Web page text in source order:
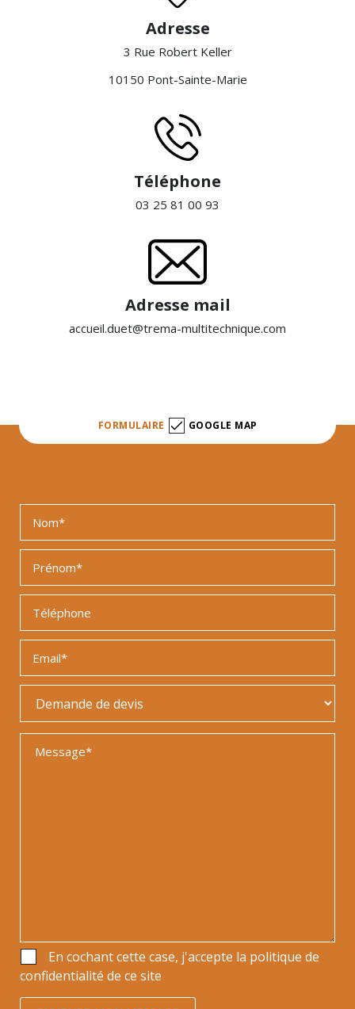
Adresse
3 Rue Robert Keller
10150 Pont-Sainte-Marie
Téléphone
03 25 81 00 93
Adresse mail
accueil.duet@trema-multitechnique.com
FORMULAIRE GOOGLE MAP
En cochant cette case, j'accepte la politique de
confidentialité de ce site